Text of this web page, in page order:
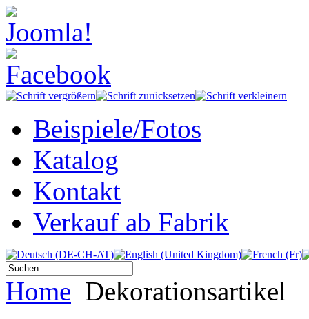
Beispiele/Fotos
Katalog
Kontakt
Verkauf ab Fabrik
Home Dekorationsartikel